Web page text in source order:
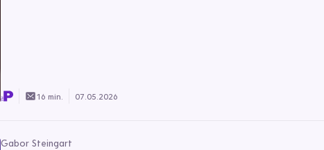
16 min. 07.05.2026
Gabor Steingart